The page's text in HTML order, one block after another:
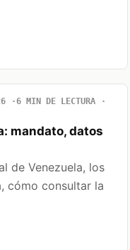
6 MIN DE LECTURA
mandato, datos
de Venezuela, los
cómo consultar la